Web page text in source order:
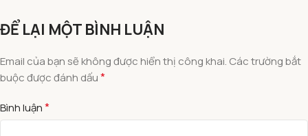
ĐỂ LẠI MỘT BÌNH LUẬN
Email của bạn sẽ không được hiển thị công khai. Các trường bắt
buộc được đánh dấu*
Bình luận*